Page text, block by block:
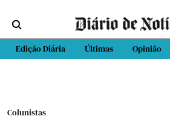
Edição Diária Últimas Opinião
Colunistas